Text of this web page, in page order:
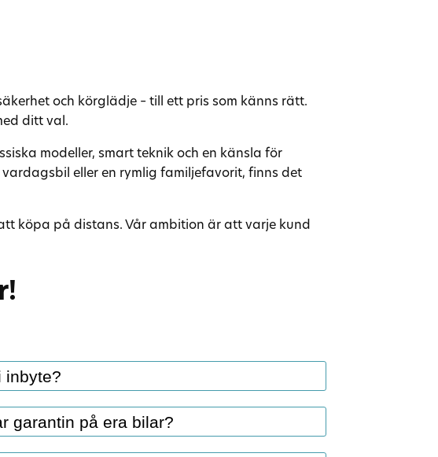
och körglädje – till ett pris som känns rätt.
ditt val.
modeller, smart teknik och en känsla för
eller en rymlig familjefavorit, finns det
köpa på distans. Vår ambition är att varje kund
inbyte?
bil i inbyte oavsett märke eller modell.
inbytespris och kan smidigt lösa hela
och samma tillfälle.
garantin på era bilar?